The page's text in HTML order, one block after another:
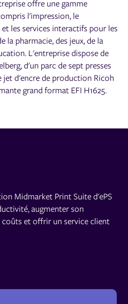
offre une gamme
l'impression, le
les services interactifs pour les
la pharmacie, des jeux, de la
L'entreprise dispose de
d'un parc de sept presses
jet d'encre de production Ricoh
grand format EFI H1625.
Midmarket Print Suite d'ePS
augmenter son
coûts et offrir un service client